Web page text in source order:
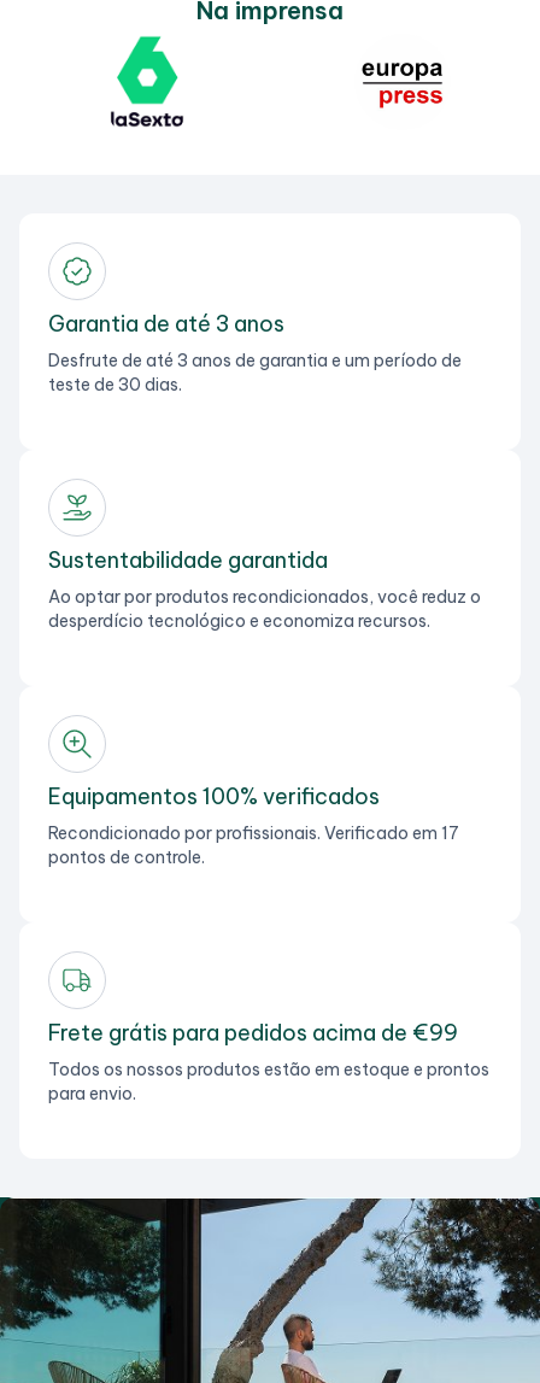
Na imprensa
Garantia de até 3 anos
Desfrute de até 3 anos de garantia e um período de
teste de 30 dias.
Sustentabilidade garantida
Ao optar por produtos recondicionados, você reduz o
desperdício tecnológico e economiza recursos.
Equipamentos 100% verificados
Recondicionado por profissionais. Verificado em 17
pontos de controle.
Frete grátis para pedidos acima de €99
Todos os nossos produtos estão em estoque e prontos
para envio.